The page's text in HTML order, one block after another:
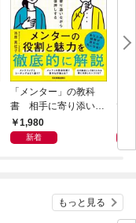
「メンター」の教科
書 相手に寄り添いな
がら成長を後押しする
1,980
新着
で
育
もっと見る